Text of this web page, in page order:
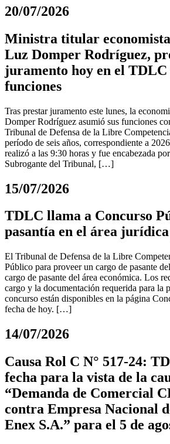
20/07/2026
Ministra titular
Luz Domper Rodríguez,
juramento hoy en el TDLC
funciones
Tras prestar juramento este lunes, la
Domper Rodríguez asumió sus funciones
Tribunal de Defensa de la Libre
período de seis años, correspondiente a
realizó a las 9:30 horas y fue encabezada
Subrogante del Tribunal, […]
15/07/2026
TDLC llama a Concurso
pasantía en el área
El Tribunal de Defensa de la Libre
Público para proveer un cargo de pasante
cargo de pasante del área económica. Los
cargo y la documentación requerida para la
concurso están disponibles en la página
fecha de hoy. […]
14/07/2026
Causa Rol C N° 517-24:
fecha para la vista de la
“Demanda de Comercial
contra Empresa Nacional
Enex S.A.” para el 5 de